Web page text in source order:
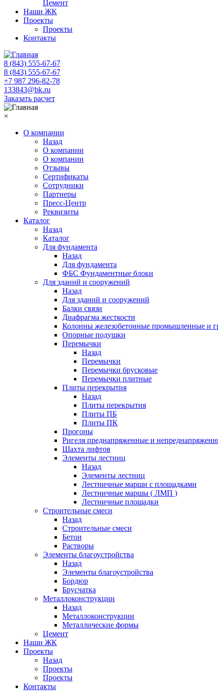
Цемент
Наши ЖК
Проекты
Проекты
Контакты
8 (843) 555-67-67
8 (843) 555-67-67
+7 987 296-82-78
133843@bk.ru
Заказать расчет
×
О компании
Назад
О компании
О компании
Отзывы
Сертификаты
Сотрудники
Партнеры
Пресс-Центр
Реквизиты
Каталог
Назад
Каталог
Для фундамента
Назад
Для фундамента
ФБС Фундаментные блоки
Для зданий и сооружений
Назад
Для зданий и сооружений
Балки связи
Диафрагма жесткости
Колонны железобетонные промышленные и
Опорные подушки
Перемычки
Назад
Перемычки
Перемычки брусковые
Перемычки плитные
Плиты перекрытия
Назад
Плиты перекрытия
Плиты ПБ
Плиты ПК
Прогоны
Ригеля преднапряженные и
Шахта лифтов
Элементы лестниц
Назад
Элементы лестниц
Лестничные марши с площадками
Лестничные маршы ( ЛМП )
Лестничные площадки
Строительные смеси
Назад
Строительные смеси
Бетон
Растворы
Элементы благоустройства
Назад
Элементы благоустройства
Бордюр
Брусчатка
Металлоконструкции
Назад
Металлоконструкции
Металлические формы
Цемент
Наши ЖК
Проекты
Назад
Проекты
Проекты
Контакты